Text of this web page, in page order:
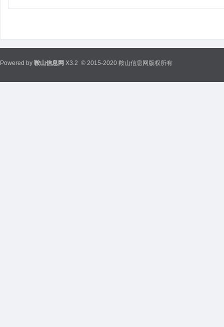
Powered by 鞍山信息网 X3.2 © 2015-2020 鞍山信息网版权所有